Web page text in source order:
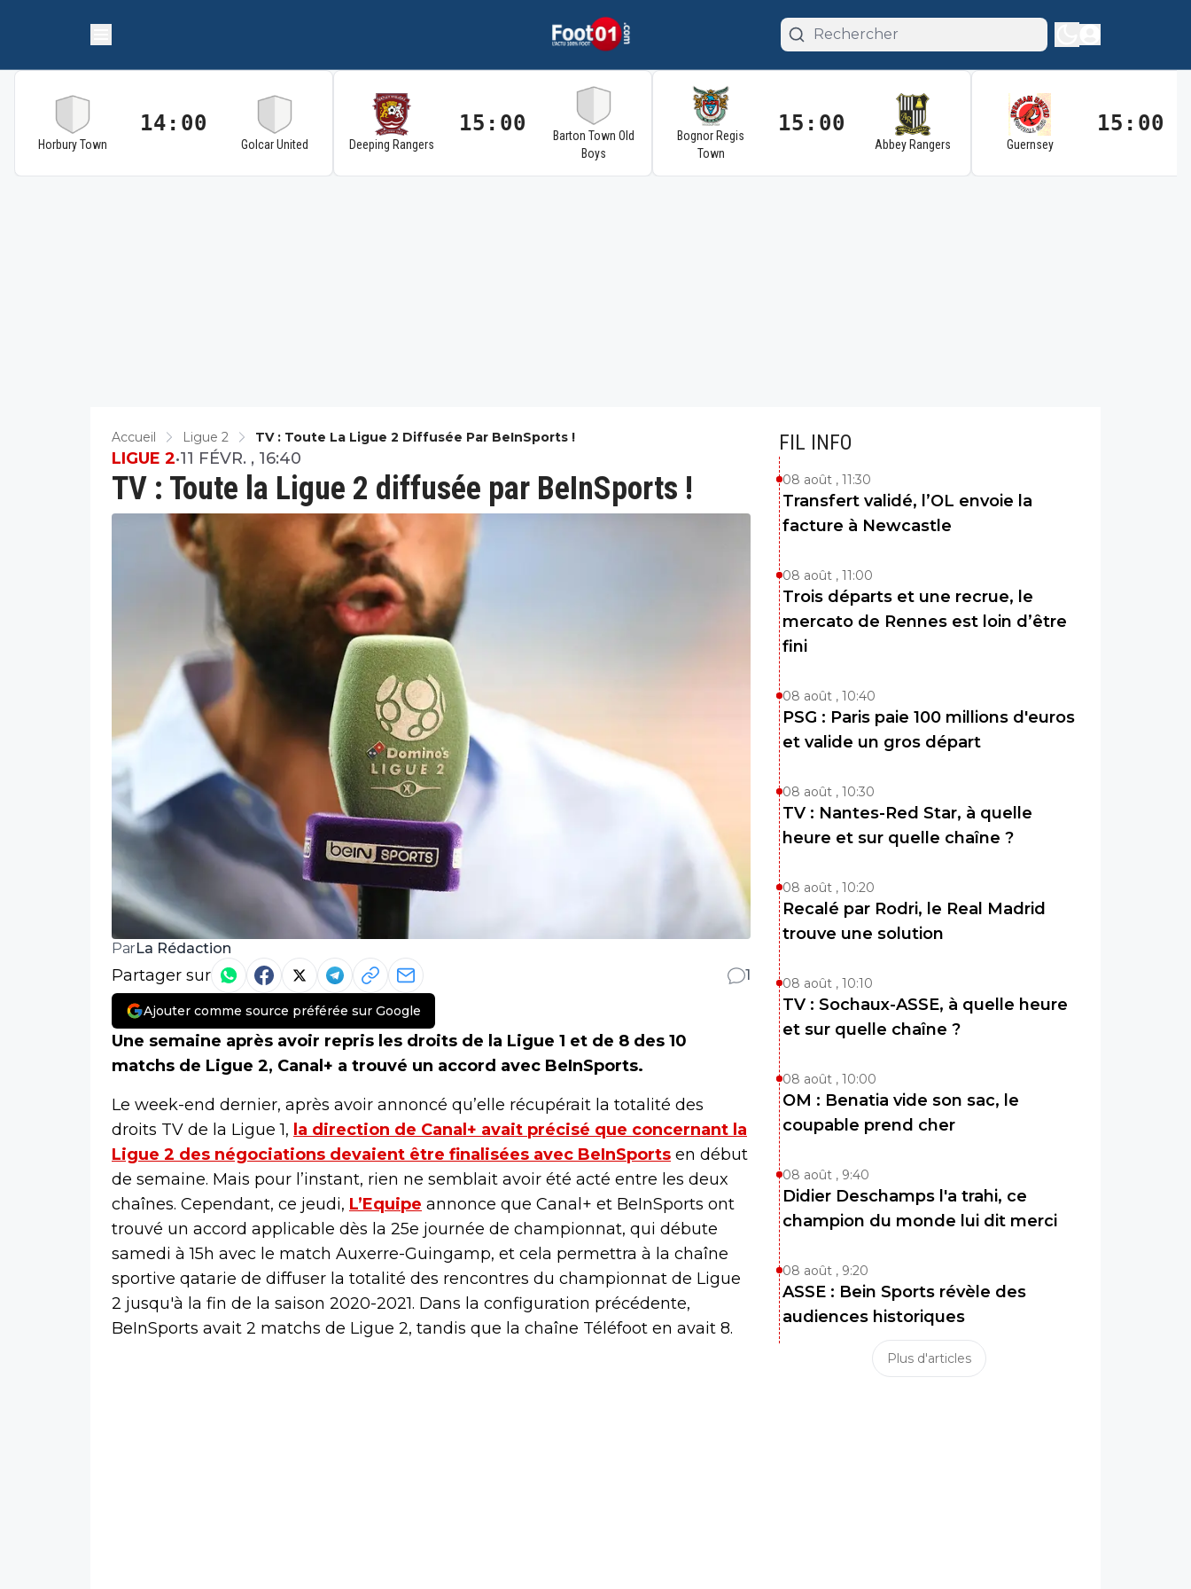
Horbury Town
14:00
Golcar United Deeping Rangers
15:00
Barton Town Old
Boys
Bognor Regis
Town
15:00
Abbey Rangers Guernsey
15:00
Accueil Ligue 2 TV : Toute La Ligue 2 Diffusée Par BeInSports !
TV : Toute la Ligue 2 diffusée par BeInSports !
LIGUE 2•11 FÉVR. , 16:40
ParLa Rédaction
Partager sur 1
Ajouter comme source préférée sur Google
Une semaine après avoir repris les droits de la Ligue 1 et de 8 des 10
matchs de Ligue 2, Canal+ a trouvé un accord avec BeInSports.
Le week-end dernier, après avoir annoncé qu’elle récupérait la totalité des
droits TV de la Ligue 1, la direction de Canal+ avait précisé que concernant la
Ligue 2 des négociations devaient être finalisées avec BeInSports en début
de semaine. Mais pour l’instant, rien ne semblait avoir été acté entre les deux
chaînes. Cependant, ce jeudi, L’Equipe annonce que Canal+ et BeInSports ont
trouvé un accord applicable dès la 25e journée de championnat, qui débute
samedi à 15h avec le match Auxerre-Guingamp, et cela permettra à la chaîne
sportive qatarie de diffuser la totalité des rencontres du championnat de Ligue
2 jusqu'à la fin de la saison 2020-2021. Dans la configuration précédente,
BeInSports avait 2 matchs de Ligue 2, tandis que la chaîne Téléfoot en avait 8.
FIL INFO
08 août , 11:30
Transfert validé, l’OL envoie la
facture à Newcastle
08 août , 11:00
Trois départs et une recrue, le
mercato de Rennes est loin d’être
fini
08 août , 10:40
PSG : Paris paie 100 millions d'euros
et valide un gros départ
08 août , 10:30
TV : Nantes-Red Star, à quelle
heure et sur quelle chaîne ?
08 août , 10:20
Recalé par Rodri, le Real Madrid
trouve une solution
08 août , 10:10
TV : Sochaux-ASSE, à quelle heure
et sur quelle chaîne ?
08 août , 10:00
OM : Benatia vide son sac, le
coupable prend cher
08 août , 9:40
Didier Deschamps l'a trahi, ce
champion du monde lui dit merci
08 août , 9:20
ASSE : Bein Sports révèle des
audiences historiques
Plus d'articles